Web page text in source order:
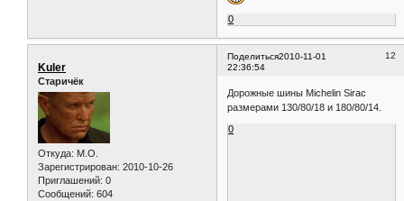
0
Поделиться 12
2010-11-01
22:36:54
Kuler
Старичёк
Откуда: M.O.
Зарегистрирован: 2010-10-26
Приглашений: 0
Сообщений: 604
Дорожные шины Michelin Sirac
размерами 130/80/18 и 180/80/14.
0